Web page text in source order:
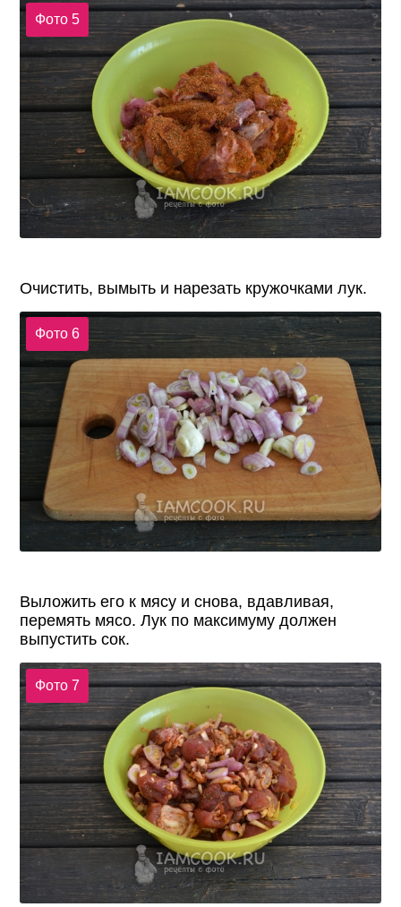
Фото 5
Очистить, вымыть и нарезать кружочками лук.
Фото 6
Выложить его к мясу и снова, вдавливая,
перемять мясо. Лук по максимуму должен
выпустить сок.
Фото 7